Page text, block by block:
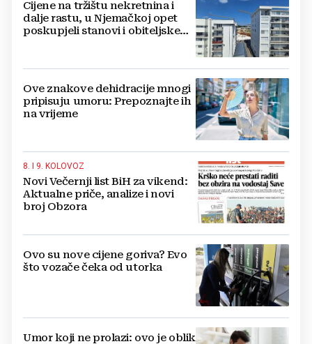
Cijene na tržištu nekretnina i
dalje rastu, u Njemačkoj opet
poskupjeli stanovi i obiteljske
Ove znakove dehidracije mnogi
pripisuju umoru: Prepoznajte ih
na vrijeme
8. I 9. KOLOVOZ
Novi Večernji list BiH za vikend:
Aktualne priče, analize i novi
broj Obzora
Ovo su nove cijene goriva? Evo
što vozače čeka od utorka
Umor koji ne prolazi: ovo je oblik